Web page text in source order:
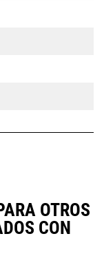
OTROS
CON